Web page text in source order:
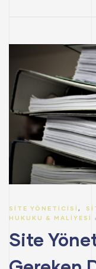
SITE YÖNETICISI,
HUKUKU & MALIYESI
Site